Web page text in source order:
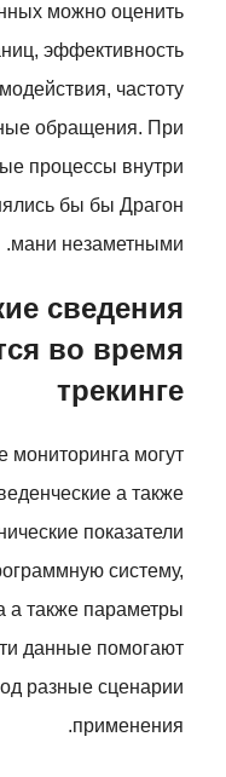
можно оценить
эффективность
частоту
обращения. При
процессы внутри
бы бы Драгон
мани незаметными.
сведения
во время
трекинге
мониторинга могут
а также
показатели
систему,
а также параметры
данные помогают
разные сценарии
применения.